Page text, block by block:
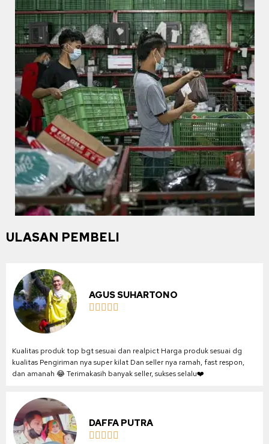
ULASAN PEMBELI
AGUS SUHARTONO
    
Kualitas produk top bgt sesuai dan realpict Harga produk sesuai dg
kualitas Pengiriman nya super kilat Dan seller nya ramah, fast respon,
dan amanah 😂 Terimakasih banyak seller, sukses selalu❤️
DAFFA PUTRA
    